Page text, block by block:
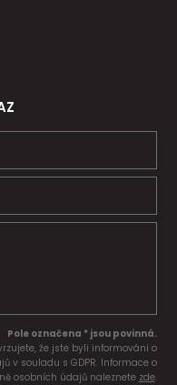
Pole označena * jsou povinná.
že jste byli informováni o
v souladu s GDPR. Informace o
osobních údajů naleznete zde.